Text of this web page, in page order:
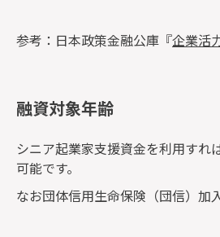
参考：日本政策金融公庫『企業活
融資対象年齢
シニア起業家支援資金を利用すれ
可能です。
なお団体信用生命保険（団信）加